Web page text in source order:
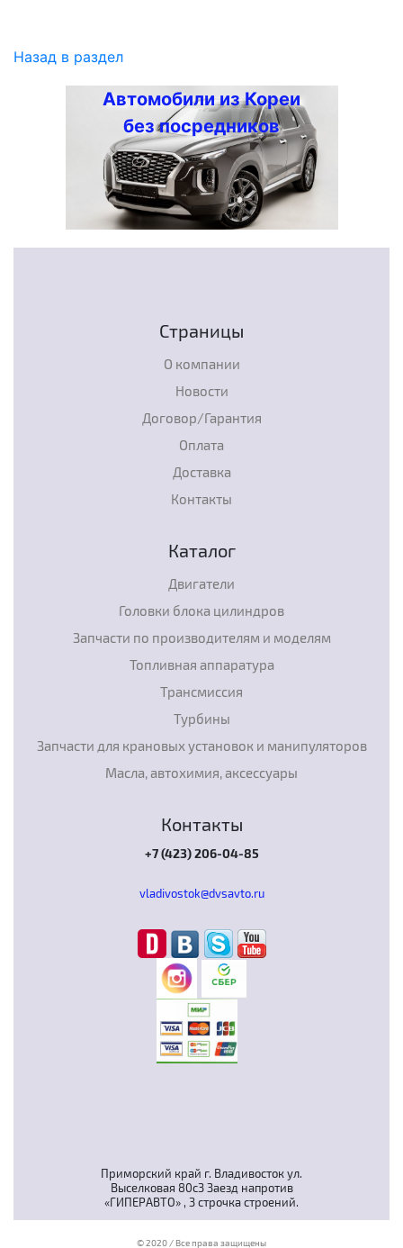
Назад в раздел
Автомобили из Кореи
без посредников
Приморский край г. Владивосток ул.
Выселковая 80с3 Заезд напротив
«ГИПЕРАВТО» , 3 строчка строений.
© 2020 / Все права защищены
Страницы
О компании
Новости
Договор/Гарантия
Оплата
Доставка
Контакты
Каталог
Двигатели
Головки блока цилиндров
Запчасти по производителям и моделям
Топливная аппаратура
Трансмиссия
Турбины
Запчасти для крановых установок и манипуляторов
Масла, автохимия, аксессуары
Контакты
+7 (423) 206-04-85
vladivostok@dvsavto.ru